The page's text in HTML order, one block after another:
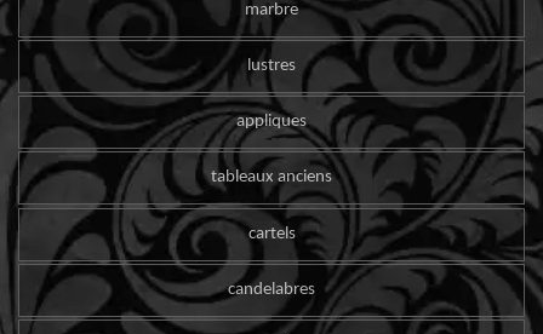
marbre
lustres
appliques
tableaux anciens
cartels
candelabres